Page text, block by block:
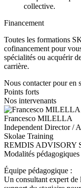
collective.
Financement
Toutes les formations
cofinancement pour
spécialités ou acquérir
carrière.
Nous contacter pour en
Points forts
Nos intervenants
Francesco MILELLA
Independent Director /
Skolae Training
REMDIS ADVISORY
Modalités pédagogiques
Équipe pédagogique :
Un consultant expert de